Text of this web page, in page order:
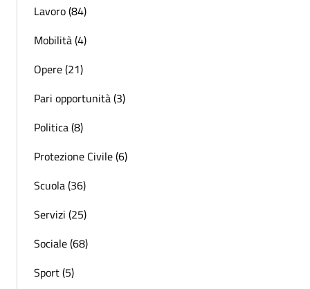
Lavoro (84)
Mobilità (4)
Opere (21)
Pari opportunità (3)
Politica (8)
Protezione Civile (6)
Scuola (36)
Servizi (25)
Sociale (68)
Sport (5)